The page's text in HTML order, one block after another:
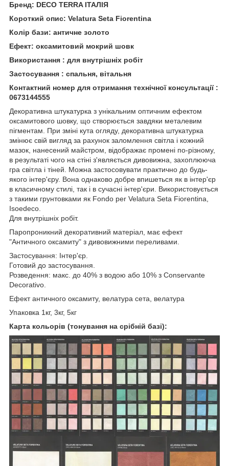
Бренд: DECO TERRA ІТАЛІЯ
Короткий опис: Velatura Seta Fiorentina
Колір бази: античне золото
Ефект: оксамитовий мокрий шовк
Використання : для внутрішніх робіт
Застосування : спальня, вітальня
Контактний номер для отримання технічної консультації :
0673144555
Декоративна штукатурка з унікальним оптичним ефектом
оксамитового шовку, що створюється завдяки металевим
пігментам. При зміні кута огляду, декоративна штукатурка
змінює свій вигляд за рахунок заломлення світла і кожний
мазок, нанесений майстром, відображає промені по-різному,
в результаті чого на стіні з'являється дивовижна, захоплююча
гра світла і тіней. Можна застосовувати практично до будь-
якого інтер'єру. Вона однаково добре впишеться як в інтер'єр
в класичному стилі, так і в сучасні інтер'єри. Використовується
з такими грунтовками як Fondo per Velatura Seta Fiorentina,
Isoedeco.
Для внутрішніх робіт.
Паропроникний декоративний матеріал, має ефект
"Античного оксамиту" з дивовижними переливами.
Застосування: Інтер'єр.
Готовий до застосування.
Розведення: макс. до 40% з водою або 10% з Conservante
Decorativo.
Ефект античного оксамиту, велатура сета, велатура
Упаковка 1кг, 3кг, 5кг
Карта кольорів (тонування на срібній базі):